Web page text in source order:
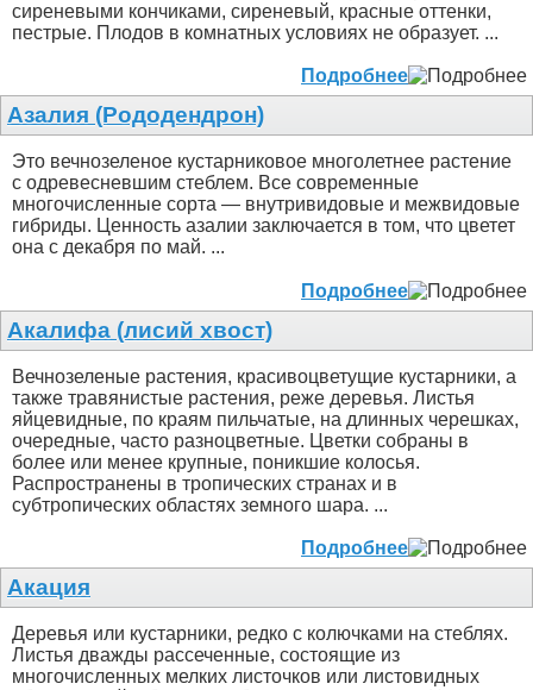
сиреневыми кончиками, сиреневый, красные оттенки,
пестрые. Плодов в комнатных условиях не образует. ...
Подробнее
Азалия (Рододендрон)
Это вечнозеленое кустарниковое многолетнее растение
с одревесневшим стеблем. Все современные
многочисленные сорта — внутривидовые и межвидовые
гибриды. Ценность азалии заключается в том, что цветет
она с декабря по май. ...
Подробнее
Акалифа (лисий хвост)
Вечнозеленые растения, красивоцветущие кустарники, а
также травянистые растения, реже деревья. Листья
яйцевидные, по краям пильчатые, на длинных черешках,
очередные, часто разноцветные. Цветки собраны в
более или менее крупные, поникшие колосья.
Распространены в тропических странах и в
субтропических областях земного шара. ...
Подробнее
Акация
Деревья или кустарники, редко с колючками на стеблях.
Листья дважды рассеченные, состоящие из
многочисленных мелких листочков или листовидных